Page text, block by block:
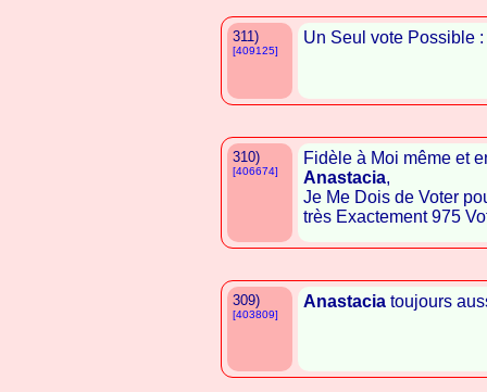
311)
[409125]
Un Seul vote Possible
310)
[406674]
Fidèle à Moi même et
Anastacia,
Je Me Dois de Voter
très Exactement 975
309)
[403809]
Anastacia toujours